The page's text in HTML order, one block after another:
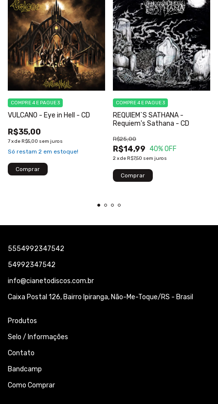
VULCANO - Eye in Hell - CD
R$35,00
7xde R$5,00 sem juros
COMPRE 4 E PAGUE 3
Só restam 2 em estoque!
REQUIEM`S SATHANA -
Requiem's Sathana - CD
R$14,99
R$25,00
40% OFF
2xde R$7,50 sem juros
COMPRE 4 E PAGUE 3
5554992347542
54992347542
info@cianetodiscos.com.br
Caixa Postal 126, Bairro Ipiranga, Não-Me-Toque/RS - Brasil
Produtos
Selo / Informações
Contato
Bandcamp
Como Comprar